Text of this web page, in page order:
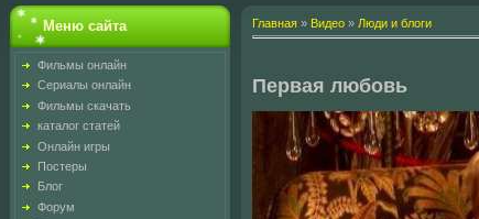
Меню сайта
Фильмы онлайн
Сериалы онлайн
Фильмы скачать
каталог статей
Онлайн игры
Постеры
Блог
Форум
Главная » Видео » Люди и блоги
Первая любовь